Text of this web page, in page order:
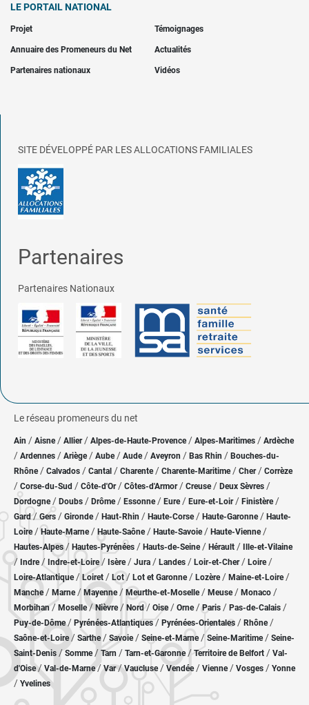
LE PORTAIL NATIONAL
Projet Témoignages
Annuaire des Promeneurs du Net Actualités
Partenaires nationaux Vidéos
SITE DÉVELOPPÉ PAR LES ALLOCATIONS FAMILIALES
Partenaires
Partenaires Nationaux
Le réseau promeneurs du net
Ain / Aisne/ Allier/ Alpes-de-Haute-Provence / Alpes-Maritimes / Ardèche
/ Ardennes / Ariège/ Aube/ Aude / Aveyron / Bas Rhin / Bouches-du-
Rhône/ Calvados / Cantal / Charente / Charente-Maritime/ Cher / Corrèze
/ Corse-du-Sud / Côte-d'Or / Côtes-d'Armor/ Creuse/ Deux Sèvres /
Dordogne/ Doubs / Drôme/ Essonne / Eure/ Eure-et-Loir / Finistère/
Gard/ Gers / Gironde/ Haut-Rhin / Haute-Corse/ Haute-Garonne/ Haute-
Loire/Haute-Marne/ Haute-Saône/ Haute-Savoie/ Haute-Vienne/
Hautes-Alpes/ Hautes-Pyrénées / Hauts-de-Seine/ Hérault / Ille-et-Vilaine
/ Indre/ Indre-et-Loire/ Isère/ Jura / Landes / Loir-et-Cher/ Loire/
Loire-Atlantique/ Loiret / Lot/ Lot et Garonne/ Lozère / Maine-et-Loire/
Manche/ Marne/ Mayenne/ Meurthe-et-Moselle/ Meuse/ Monaco /
Morbihan/ Moselle/ Nièvre / Nord/ Oise / Orne/Paris / Pas-de-Calais /
Puy-de-Dôme/ Pyrénées-Atlantiques / Pyrénées-Orientales / Rhône/
Saône-et-Loire/ Sarthe/ Savoie/ Seine-et-Marne/ Seine-Maritime/ Seine-
Saint-Denis /Somme/ Tarn / Tarn-et-Garonne/Territoire de Belfort / Val-
d'Oise/ Val-de-Marne/Var/Vaucluse/ Vendée/ Vienne/ Vosges / Yonne
/ Yvelines